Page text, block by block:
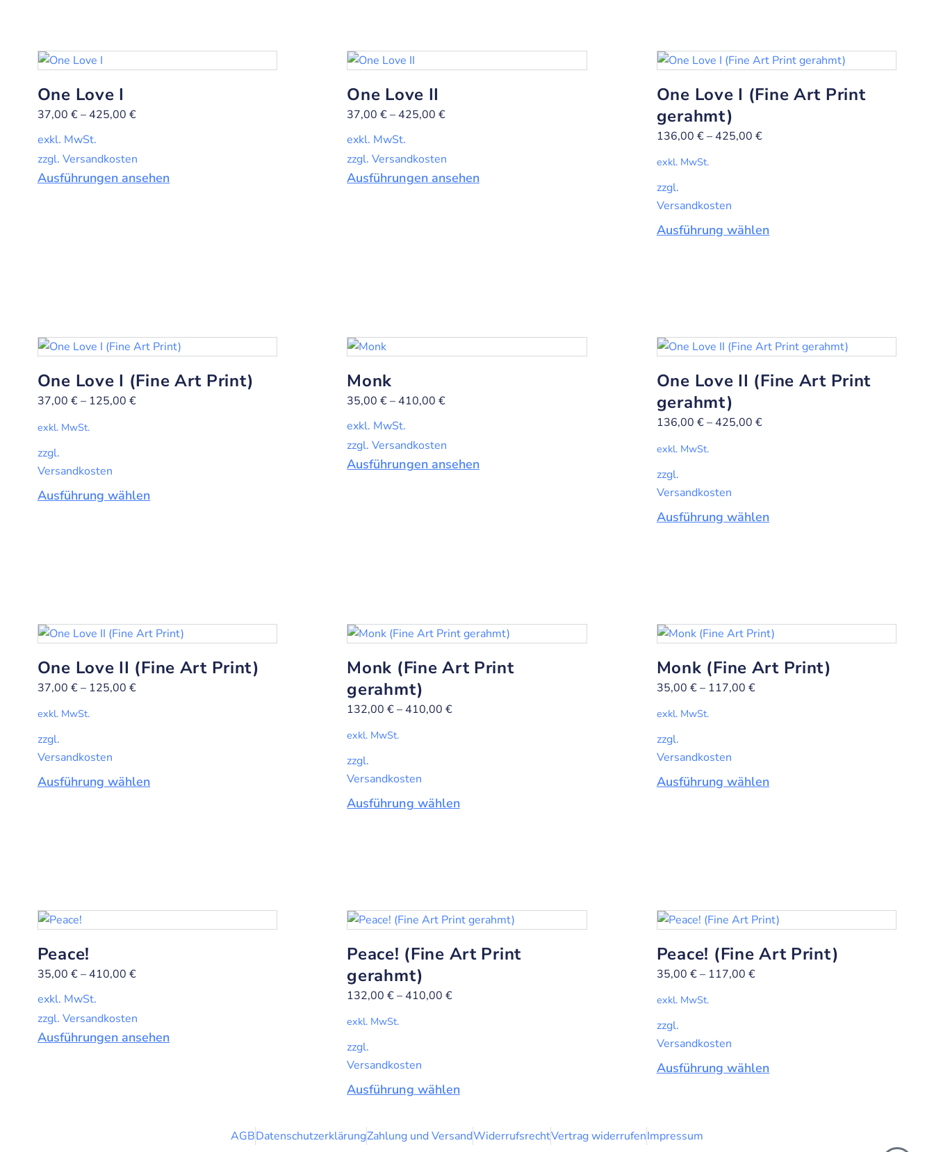
One Love I
37,00 €– 425,00 €
exkl. MwSt.
zzgl. Versandkosten
Ausführungen ansehen
One Love II
37,00€– 425,00€
exkl. MwSt.
zzgl. Versandkosten
Ausführungen ansehen
One Love I (Fine Art Print
gerahmt)
136,00 €– 425,00 €
exkl. MwSt.
zzgl.
Versandkosten
Ausführung wählen
One Love I (Fine Art Print)
37,00 €– 125,00 €
exkl. MwSt.
zzgl.
Versandkosten
Ausführung wählen
Monk
35,00€– 410,00€
exkl. MwSt.
zzgl. Versandkosten
Ausführungen ansehen
One Love II (Fine Art Print
gerahmt)
136,00 €– 425,00 €
exkl. MwSt.
zzgl.
Versandkosten
Ausführung wählen
One Love II (Fine Art Print)
37,00 €– 125,00 €
exkl. MwSt.
zzgl.
Versandkosten
Ausführung wählen
Monk (Fine Art Print
gerahmt)
132,00€– 410,00€
exkl. MwSt.
zzgl.
Versandkosten
Ausführung wählen
Monk (Fine Art Print)
35,00 €– 117,00 €
exkl. MwSt.
zzgl.
Versandkosten
Ausführung wählen
Peace!
35,00 €– 410,00 €
exkl. MwSt.
zzgl. Versandkosten
Ausführungen ansehen
Peace! (Fine Art Print
gerahmt)
132,00€– 410,00€
exkl. MwSt.
zzgl.
Versandkosten
Ausführung wählen
Peace! (Fine Art Print)
35,00 €– 117,00 €
exkl. MwSt.
zzgl.
Versandkosten
Ausführung wählen
AGBDatenschutzerklärungZahlung und VersandWiderrufsrechtVertrag widerrufenImpressum